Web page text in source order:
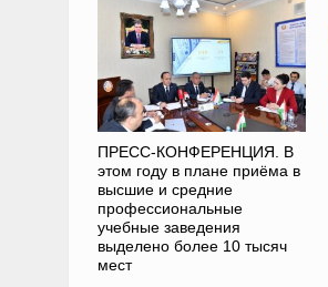
ПРЕСС-КОНФЕРЕНЦИЯ. В
этом году в плане приёма в
высшие и средние
профессиональные
учебные заведения
выделено более 10 тысяч
мест